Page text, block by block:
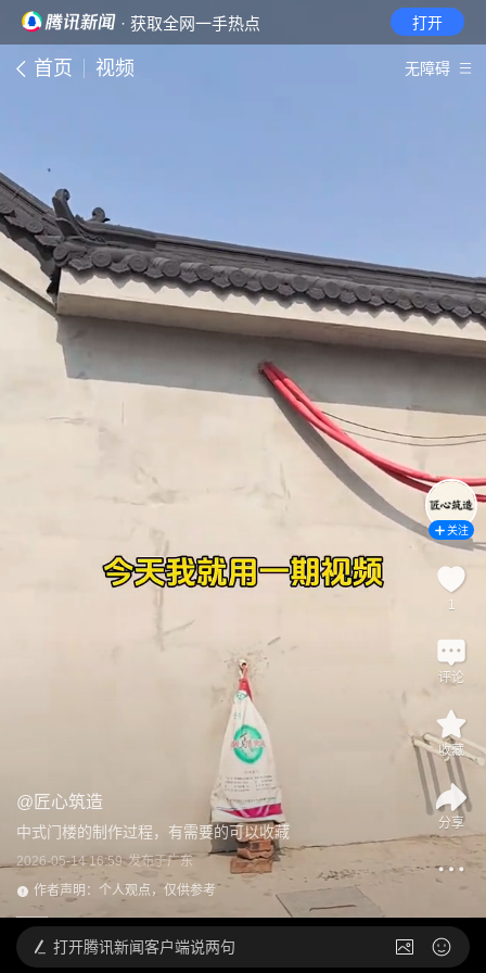
· 获取全网一手热点 打开
首页 视频 无障碍
@ 匠心筑造
中式门楼的制作过程，有需要的可以收藏
2026-05-14 16:59 发布于广东
作者声明：个人观点，仅供参考
关注
1
评论
收藏
分享
打开腾讯新闻客户端说两句